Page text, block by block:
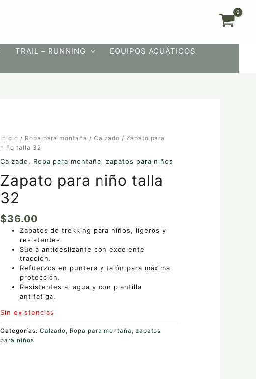
TRAIL – RUNNING
EQUIPOS ACUÁTICOS
Inicio / Ropa para montaña /Calzado / Zapato para
niño talla 32
Calzado, Ropa para montaña,zapatos para niños
Zapato para niño talla
32
$36.00
Zapatos de trekking para niños, ligeros y
resistentes.
Suela antideslizante con excelente
tracción.
Refuerzos en puntera y talón para máxima
protección.
Resistentes al agua y con plantilla
antifatiga.
Sin existencias
Categorías:Calzado, Ropa para montaña ,zapatos
para niños